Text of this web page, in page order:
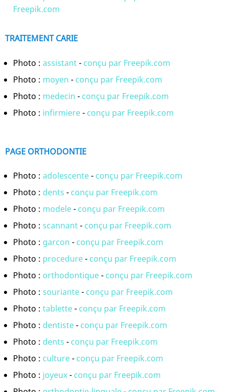
Freepik.com
TRAITEMENT CARIE
Photo : assistant- conçu par Freepik.com
Photo : moyen - conçu par Freepik.com
Photo : medecin - conçu par Freepik.com
Photo : infirmiere- conçu par Freepik.com
PAGE ORTHODONTIE
Photo : adolescente- conçu par Freepik.com
Photo : dents - conçu par Freepik.com
Photo : modele- conçu par Freepik.com
Photo : scannant- conçu par Freepik.com
Photo : garcon - conçu par Freepik.com
Photo : procedure- conçu par Freepik.com
Photo : orthodontique- conçu par Freepik.com
Photo : souriante- conçu par Freepik.com
Photo : tablette- conçu par Freepik.com
Photo : dentiste- conçu par Freepik.com
Photo : dents - conçu par Freepik.com
Photo : culture- conçu par Freepik.com
Photo : joyeux- conçu par Freepik.com